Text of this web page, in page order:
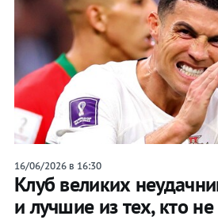
16/06/2026 в 16:30
Клуб великих
и лучшие из тех, кто
Теннис
Бои
Прочие
Игры